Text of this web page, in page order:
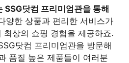
SSG닷컴 프리미엄관을 통해
양한 상품과 편리한 서비스가
최상의 쇼핑 경험을 제공하죠.
닷컴 프리미엄관을 방문해
품질 높은 제품들이 여러분